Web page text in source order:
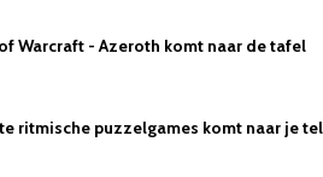
Warcraft - Azeroth komt naar de tafel
ritmische puzzelgames komt naar je